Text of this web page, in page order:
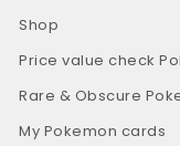
Shop
Price value check
Rare & Obscure
My Pokemon cards